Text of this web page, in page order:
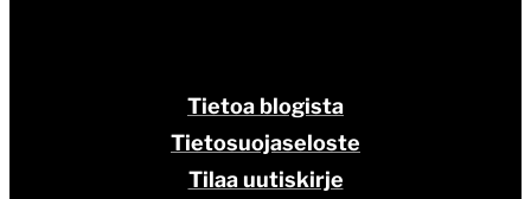
Tietoa blogista
Tietosuojaseloste
Tilaa uutiskirje